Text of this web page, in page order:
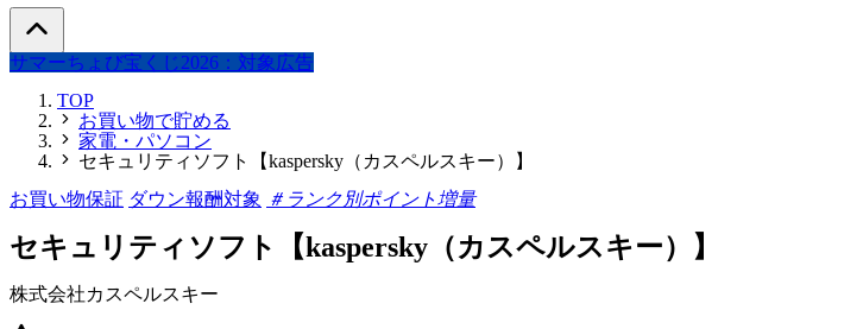
サマーちょび宝くじ2026：対象広告
TOP
お買い物で貯める
家電・パソコン
セキュリティソフト【kaspersky（カスペルスキー）】
お買い物保証 ダウン報酬対象 ＃ランク別ポイント増量
セキュリティソフト【kaspersky（カスペルスキー）】
株式会社カスペルスキー